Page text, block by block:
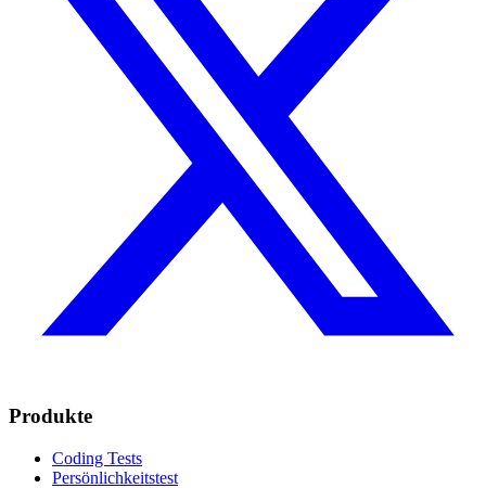
Produkte
Coding Tests
Persönlichkeitstest